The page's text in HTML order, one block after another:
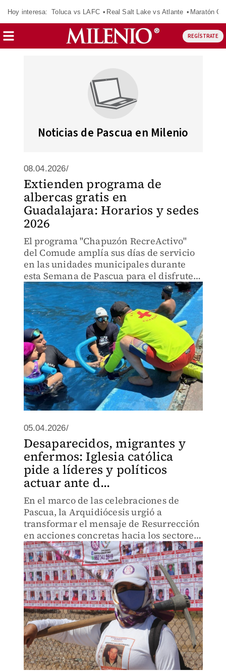
Hoy interesa: Toluca vs LAFC Real Salt Lake vs Atlante Maratón
REGÍSTRATE
Noticias de Pascua en Milenio
08.04.2026/
Extienden programa de
albercas gratis en
Guadalajara: Horarios y sedes
2026
El programa "Chapuzón RecreActivo"
del Comude amplía sus días de servicio
en las unidades municipales durante
esta Semana de Pascua para el disfrute
de todas las familias.
05.04.2026/
Desaparecidos, migrantes y
enfermos: Iglesia católica
pide a líderes y políticos
actuar ante d...
En el marco de las celebraciones de
Pascua, la Arquidiócesis urgió a
transformar el mensaje de Resurrección
en acciones concretas hacia los sectores
más vulnerables.